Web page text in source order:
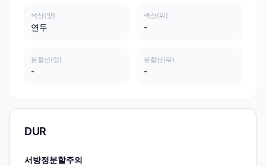
색상(앞)
연두
색상(뒤)
-
분할선(앞)
-
분할선(뒤)
-
DUR
서방정분할주의